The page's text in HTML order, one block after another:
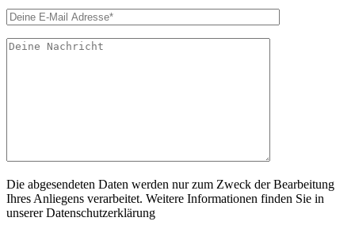
Die abgesendeten Daten werden nur zum Zweck der Bearbeitung
Ihres Anliegens verarbeitet. Weitere Informationen finden Sie in
unserer Datenschutzerklärung